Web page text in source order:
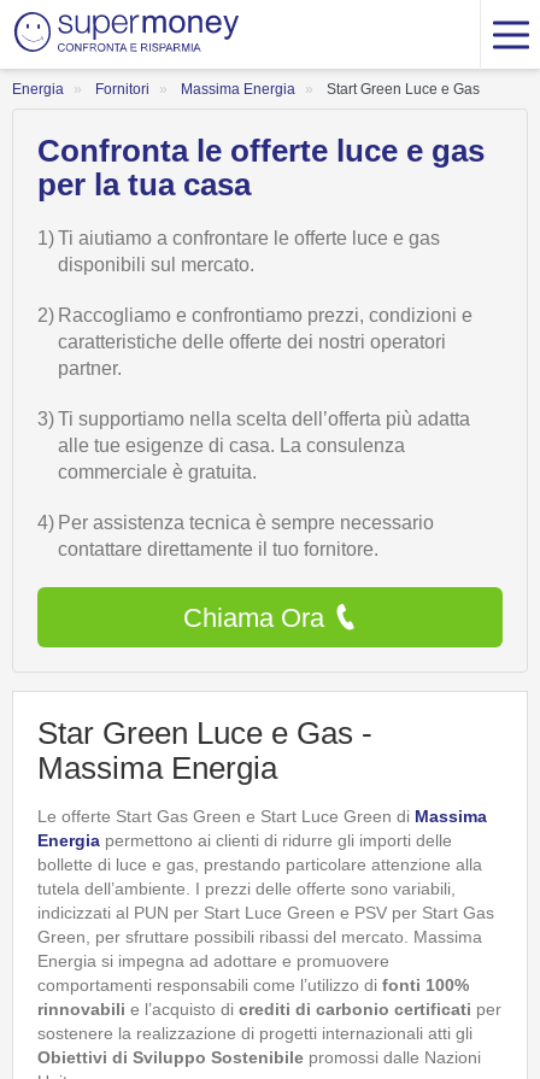
Energia Fornitori Massima Energia Start Green Luce e Gas
Confronta le offerte luce e gas
per la tua casa
1)Ti aiutiamo a confrontare le offerte luce e gas
disponibili sul mercato.
2) Raccogliamo e confrontiamo prezzi, condizioni e
caratteristiche delle offerte dei nostri operatori
partner.
3)Ti supportiamo nella scelta dell’offerta più adatta
alle tue esigenze di casa. La consulenza
commerciale è gratuita.
4) Per assistenza tecnica è sempre necessario
contattare direttamente il tuo fornitore.
Chiama Ora
Star Green Luce e Gas -
Massima Energia
Le offerte Start Gas Green e Start Luce Green di Massima
Energia permettono ai clienti di ridurre gli importi delle
bollette di luce e gas, prestando particolare attenzione alla
tutela dell’ambiente. I prezzi delle offerte sono variabili,
indicizzati al PUN per Start Luce Green e PSV per Start Gas
Green, per sfruttare possibili ribassi del mercato. Massima
Energia si impegna ad adottare e promuovere
comportamenti responsabili come l’utilizzo di fonti 100%
rinnovabili e l’acquisto di crediti di carbonio certificati per
sostenere la realizzazione di progetti internazionali atti gli
Obiettivi di Sviluppo Sostenibile promossi dalle Nazioni